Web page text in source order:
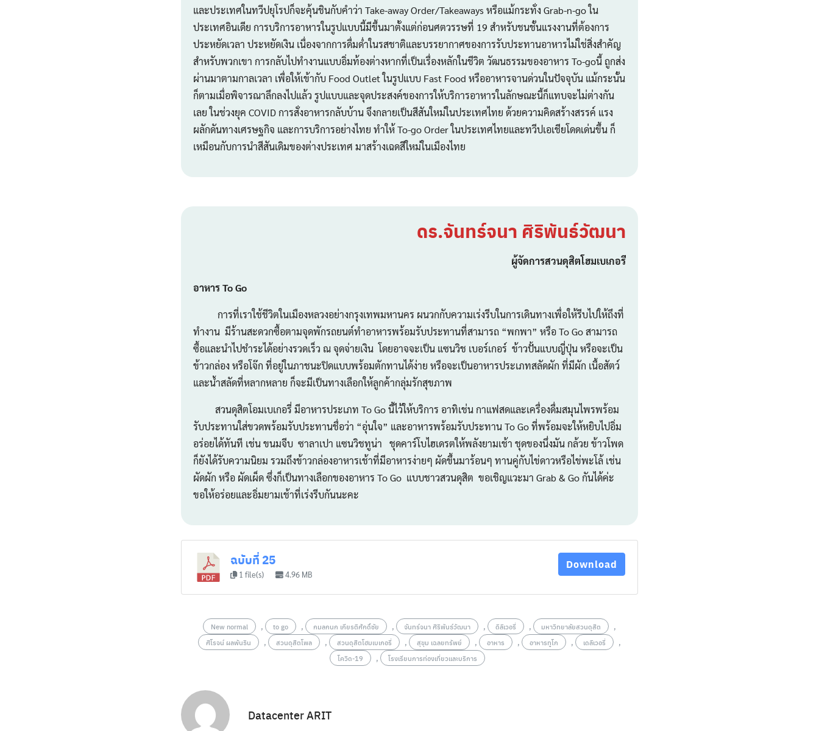
และประเทศในทวีปยุโรปก็จะคุ้นชินกับคำว่า Take-away Order/Takeaways หรือแม้กระทั่ง Grab-n-go ใน
ประเทศอินเดีย การบริการอาหารในรูปแบบนี้มีขึ้นมาตั้งแต่ก่อนศตวรรษที่ 19 สำหรับชนชั้นแรงงานที่ต้องการ
ประหยัดเวลา ประหยัดเงิน เนื่องจากการดื่มด่ำในรสชาติและบรรยากาศของการรับประทานอาหารไม่ใช่สิ่งสำคัญ
สำหรับพวกเขา การกลับไปทำงานแบบอิ่มท้องต่างหากที่เป็นเรื่องหลักในชีวิต วัฒนธรรมของอาหาร To-goนี้ ถูกส่ง
ผ่านมาตามกาลเวลา เพื่อให้เข้ากับ Food Outlet ในรูปแบบ Fast Food หรืออาหารจานด่วนในปัจจุบัน แม้กระนั้น
ก็ตามเมื่อพิจารณาลึกลงไปแล้ว รูปแบบและจุดประสงค์ของการให้บริการอาหารในลักษณะนี้ก็แทบจะไม่ต่างกัน
เลย ในช่วงยุค COVID การสั่งอาหารกลับบ้าน จึงกลายเป็นสีสันใหม่ในประเทศไทย ด้วยความคิดสร้างสรรค์ แรง
ผลักดันทางเศรษฐกิจ และการบริการอย่างไทย ทำให้ To-go Order ในประเทศไทยและทวีปเอเชียโดดเด่นขึ้น ก็
เหมือนกับการนำสีสันเดิมของต่างประเทศ มาสร้างเฉดสีใหม่ในเมืองไทย
ดร.จันทร์จนา ศิริพันธ์วัฒนา
ผู้จัดการสวนดุสิตโฮมเบเกอรี
อาหารTo Go
การที่เราใช้ชีวิตในเมืองหลวงอย่างกรุงเทพมหานคร ผนวกกับความเร่งรีบในการเดินทางเพื่อให้รีบไปให้ถึงที่
ทำงาน มีร้านสะดวกซื้อตามจุดพักรถยนต์ทำอาหารพร้อมรับประทานที่สามารถ “พกพา” หรือ To Go สามารถ
ซื้อและนำไปชำระได้อย่างรวดเร็ว ณ จุดจ่ายเงิน โดยอาจจะเป็น แซนวิช เบอร์เกอร์ ข้าวปั้นแบบญี่ปุ่น หรือจะเป็น
ข้าวกล่อง หรือโจ๊ก ที่อยู่ในภาชนะปิดแบบพร้อมตักทานได้ง่าย หรือจะเป็นอาหารประเภทสลัดผัก ที่มีผัก เนื้อสัตว์
และน้ำสลัดที่หลากหลาย ก็จะมีเป็นทางเลือกให้ลูกค้ากลุ่มรักสุขภาพ
สวนดุสิตโอมเบเกอรี่ มีอาหารประเภท To Go นี้ไว้ให้บริการ อาทิเช่น กาแฟสดและเครื่องดื่มสมุนไพรพร้อม
รับประทานใส่ขวดพร้อมรับประทานชื่อว่า “อุ่นใจ” และอาหารพร้อมรับประทาน To Go ที่พร้อมจะให้หยิบไปอิ่ม
อร่อยได้ทันที เช่น ขนมจีบ ซาลาเปา แซนวิชทูน่า ชุดคาร์โบไฮเดรตให้พลังยามเช้า ชุดของนึ่งมัน กล้วย ข้าวโพด
ก็ยังได้รับความนิยม รวมถึงข้าวกล่องอาหารเช้าที่มีอาหารง่ายๆ ผัดขึ้นมาร้อนๆ ทานคู่กับไข่ดาวหรือไข่พะโล้ เช่น
ผัดผัก หรือ ผัดเผ็ด ซึ่งก็เป็นทางเลือกของอาหาร To Go แบบชาวสวนดุสิต ขอเชิญแวะมา Grab & Go กันได้ค่ะ
ขอให้อร่อยและอิ่มยามเช้าที่เร่งรีบกันนะคะ
ฉบับที่ 25
1 file(s) 4.96 MB
Download
New normal , to go , กมลกนก เกียรติศักดิ์ชัย , จันทร์จนา ศิริพันธ์วัฒนา , ดิลิเวอรี่ , มหาวิทยาลัยสวนดุสิต ,
ศิโรจน์ ผลพันธิน , สวนดุสิตโพล , สวนดุสิตโฮมเบเกอรี่ , สุขุม เฉลยทรัพย์ , อาหาร , อาหารทูโก , เดลิเวอรี่ ,
โควิด-19 , โรงเรียนการท่องเที่ยวและบริการ
Datacenter ARIT